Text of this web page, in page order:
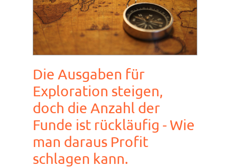
Die Ausgaben für
Exploration steigen,
doch die Anzahl der
Funde ist rückläufig - Wie
man daraus Profit
schlagen kann.